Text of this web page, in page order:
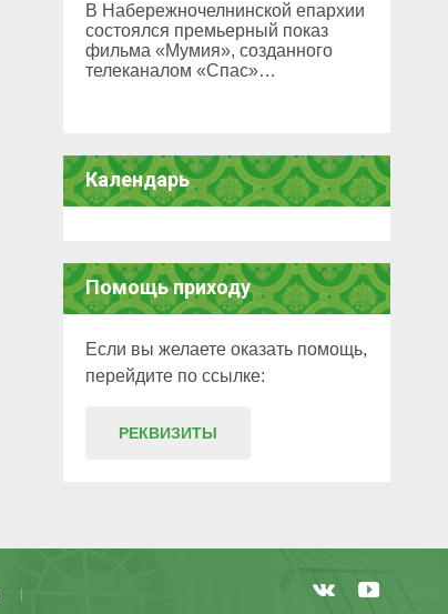
В Набережночелнинской епархии
состоялся премьерный показ
фильма «Мумия», созданного
телеканалом «Спас»…
Календарь
Помощь приходу
Если вы желаете оказать помощь,
перейдите по ссылке:
РЕКВИЗИТЫ